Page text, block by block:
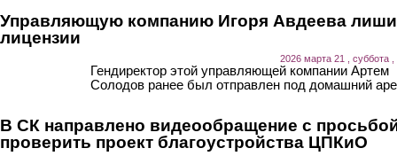
Управляющую компанию Игоря Авдеева
лицензии
2026 марта 21 , суббота ,
Гендиректор этой управляющей компании Артем
Солодов ранее был отправлен под домашний
В СК направлено видеообращение с
проверить проект благоустройства ЦПКиО